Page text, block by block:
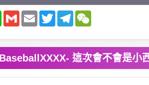
Line Gmail Email TwitterTelegram
BaseballXXXX- 這次會不會是小